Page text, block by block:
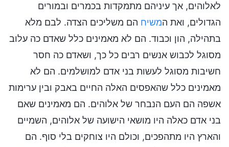
לאלוהים, אך עיניהם מתמקדות בכמרים ובמורים
הגדולים, ואת המשיח הם משליכים הצדה. לבם מלא
בתהילה, הון וכבוד. הם לא מאמינים כלל שאדם כה עלוב
מסוגל לכבוש אנשים רבים כל כך, ושאדם כה חסר
חשיבות מסוגל לעשות בני אדם למושלמים. הם לא
מאמינים כלל שהאפסים האלה החיים באבק ובין ערימות
אשפה הם העם הנבחר של אלוהים. הם מאמינים שאם
בני אדם כאלה היו מושאי הישועה של אלוהים, השמיים
והארץ היו מתהפכים, וכולם היו צוחקים בלי סוף. הם